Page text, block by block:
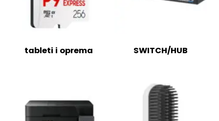
tableti i oprema SWITCH/HUB